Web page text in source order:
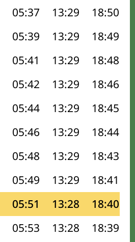
05:37 13:29 18:50
05:39 13:29 18:49
05:41 13:29 18:48
05:42 13:29 18:46
05:44 13:29 18:45
05:46 13:29 18:44
05:48 13:29 18:43
05:49 13:29 18:41
05:51 13:28 18:40
05:53 13:28 18:39